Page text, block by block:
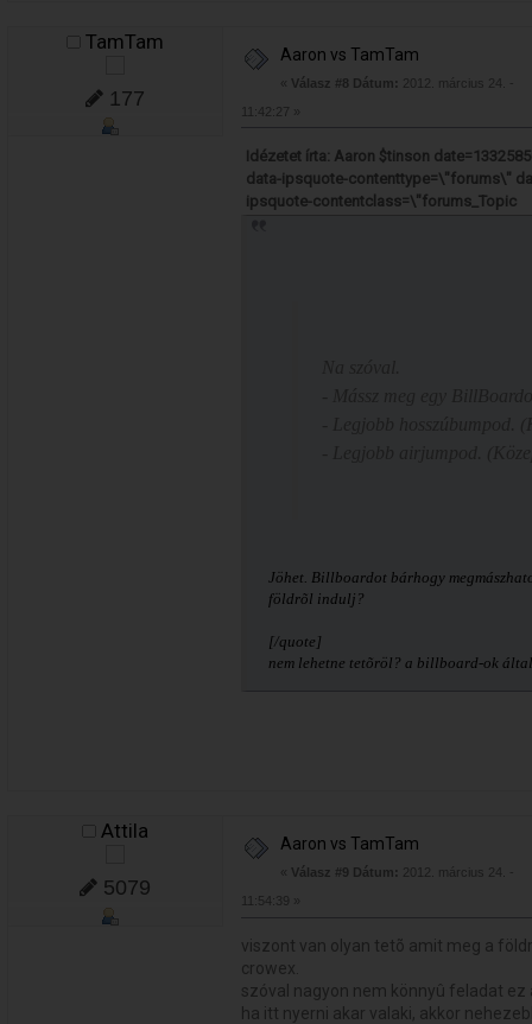
TamTam
177
Aaron vs TamTam
« Válasz #8 Dátum:
2012. március 24. -
11:42:27 »
Idézetet írta: Aaron $tinson
data-ipsquote-contenttype=\"forums\"
ipsquote-contentclass=\"forums_Topic
Jöhet. Billboardot bárhogy
földrõl indulj?
[/quote]
nem lehetne tetõröl? a billboard-ok
Attila
5079
Aaron vs TamTam
« Válasz #9 Dátum: 2012. március 24. -
11:54:39 »
viszont van olyan tetõ amit meg a
crowex.
szóval nagyon nem könnyû feladat
ha itt nyerni akar valaki, akkor